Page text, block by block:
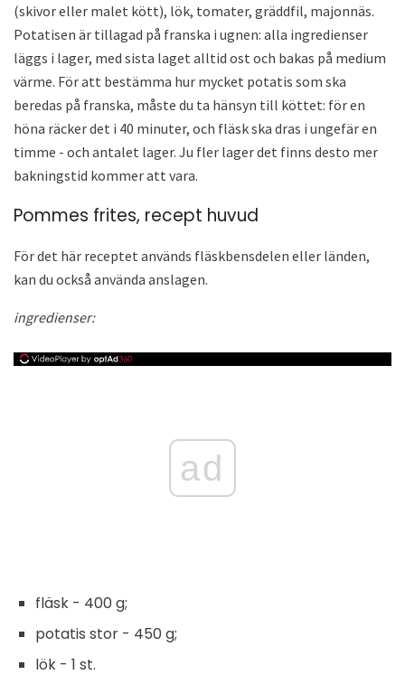
(skivor eller malet kött), lök, tomater, gräddfil, majonnäs.
Potatisen är tillagad på franska i ugnen: alla ingredienser
läggs i lager, med sista laget alltid ost och bakas på medium
värme. För att bestämma hur mycket potatis som ska
beredas på franska, måste du ta hänsyn till köttet: för en
höna räcker det i 40 minuter, och fläsk ska dras i ungefär en
timme - och antalet lager. Ju fler lager det finns desto mer
bakningstid kommer att vara.
Pommes frites, recept huvud
För det här receptet används fläskbensdelen eller länden,
kan du också använda anslagen.
ingredienser:
ad
fläsk - 400 g;
potatis stor - 450 g;
lök - 1 st.